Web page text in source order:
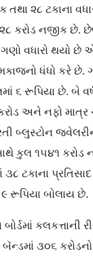
૨૮ ટકાના
કરોડ નજીક છે.
ગણો વધારો થયો
ધંધો કરે છે.
૬ રૂપિયા છે. બે
અને નફો માત્ર
બ્લુસ્ટોન
કુલ ૧૫૪૧ કરોડ
૩૮ ટકાના
રૂપિયા બોલાય છે.
કલકત્તાની
૩૦૬